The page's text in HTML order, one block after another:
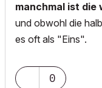
manchmal ist die
und obwohl die
es oft als "Eins".
0